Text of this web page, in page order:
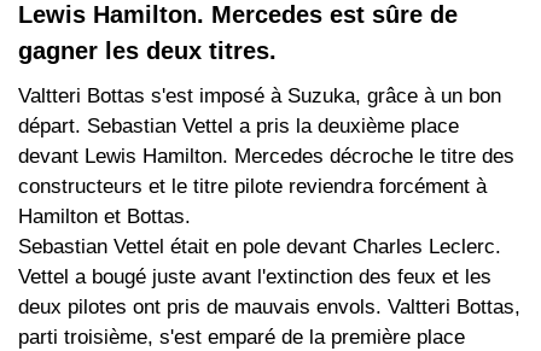
Lewis Hamilton. Mercedes est sûre de
gagner les deux titres.
Valtteri Bottas s'est imposé à Suzuka, grâce à un bon
départ. Sebastian Vettel a pris la deuxième place
devant Lewis Hamilton. Mercedes décroche le titre des
constructeurs et le titre pilote reviendra forcément à
Hamilton et Bottas.
Sebastian Vettel était en pole devant Charles Leclerc.
Vettel a bougé juste avant l'extinction des feux et les
deux pilotes ont pris de mauvais envols. Valtteri Bottas,
parti troisième, s'est emparé de la première place